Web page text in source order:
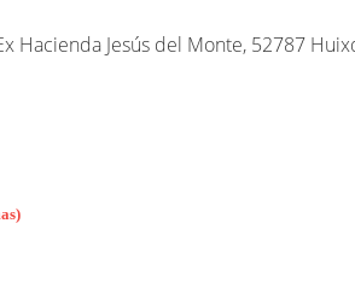
Hacienda Jesús del Monte, 52787